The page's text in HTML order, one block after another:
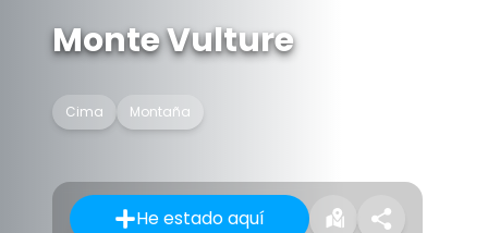
Monte Vulture
Cima Montaña
He estado aquí